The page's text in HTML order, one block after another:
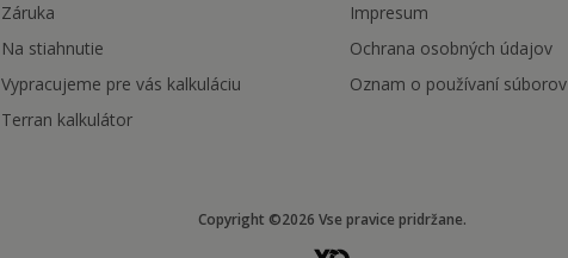
Záruka
Na stiahnutie
Vypracujeme pre vás kalkuláciu
Terran kalkulátor
Impresum
Ochrana osobných údajov
Oznam o používaní súborov
Copyright ©2026 Vse pravice pridržane.